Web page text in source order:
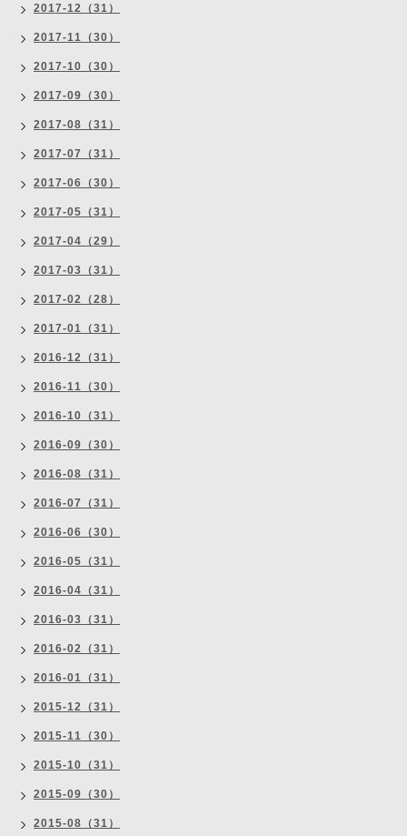
2017-12（31）
2017-11（30）
2017-10（30）
2017-09（30）
2017-08（31）
2017-07（31）
2017-06（30）
2017-05（31）
2017-04（29）
2017-03（31）
2017-02（28）
2017-01（31）
2016-12（31）
2016-11（30）
2016-10（31）
2016-09（30）
2016-08（31）
2016-07（31）
2016-06（30）
2016-05（31）
2016-04（31）
2016-03（31）
2016-02（31）
2016-01（31）
2015-12（31）
2015-11（30）
2015-10（31）
2015-09（30）
2015-08（31）